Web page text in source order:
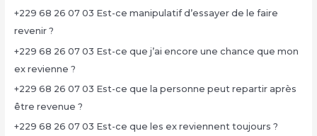
+229 68 26 07 03 Est-ce manipulatif d’essayer de le faire
revenir ?
+229 68 26 07 03 Est-ce que j’ai encore une chance que mon
ex revienne ?
+229 68 26 07 03 Est-ce que la personne peut repartir après
être revenue ?
+229 68 26 07 03 Est-ce que les ex reviennent toujours ?